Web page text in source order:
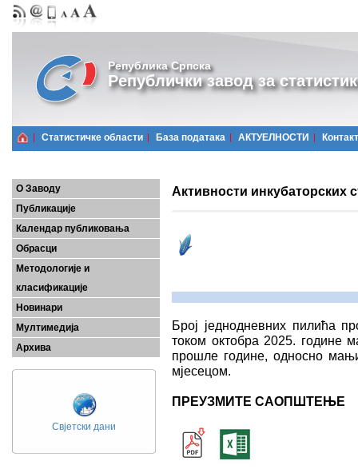
Република Српска
Републички завод за
Статистичке области Базa података АКТУЕЛНОСТИ Контакт
О Заводу
Публикације
Календар публиковања
Обрасци
Методологије и
класификације
Новинари
Мултимедија
Архива
Свјетски дани
Активности инкубаторских
Број једнодневних пилића
током октобра 2025. године
прошле године, односно
мјесецом.
ПРЕУЗМИТЕ САОПШТЕЊЕ